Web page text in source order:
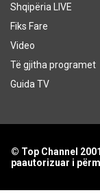
Shqipëria LIVE
Fiks Fare
Video
Të gjitha programet
Guida TV
© Top Channel
paautorizuar i